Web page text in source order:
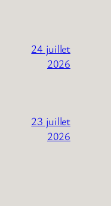
24 juillet
2026
23 juillet
2026